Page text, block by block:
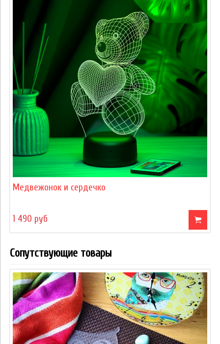
Медвежонок и сердечко
1 490 руб
Сопутствующие товары